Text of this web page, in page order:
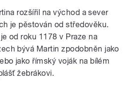
rozšířil na východ a sever
je pěstován od středověku.
od roku 1178 v Praze na
bývá Martin zpodobněn jako
jako římský voják na bílém
žebrákovi.